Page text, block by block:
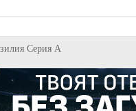
Серия А